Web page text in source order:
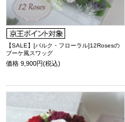
【SALE】[パルク・フローラル]12Rosesの
ブーケ風スワッグ
価格 9,900円(税込)